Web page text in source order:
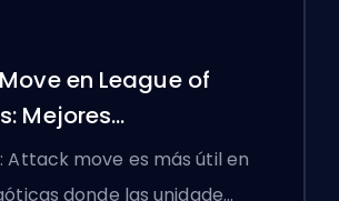
en League of
Mejores
Attack move es más útil en
donde las unidade…